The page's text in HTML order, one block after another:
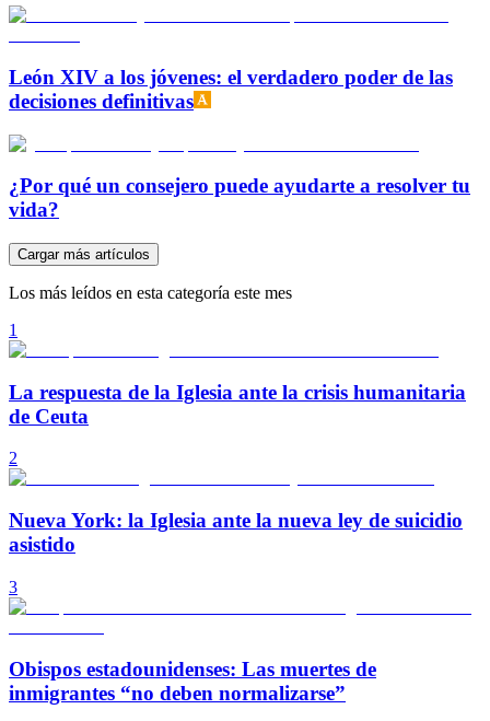
León XIV a los jóvenes: el verdadero poder de las
decisiones definitivas
¿Por qué un consejero puede ayudarte a resolver tu
vida?
Cargar más artículos
Los más leídos en esta categoría este mes
1
La respuesta de la Iglesia ante la crisis humanitaria
de Ceuta
2
Nueva York: la Iglesia ante la nueva ley de suicidio
asistido
3
Obispos estadounidenses: Las muertes de
inmigrantes “no deben normalizarse”